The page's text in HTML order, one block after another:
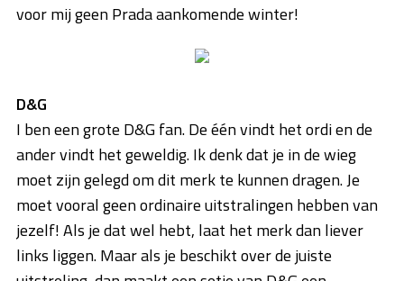
voor mij geen Prada aankomende winter!
D&G
I ben een grote D&G fan. De één vindt het ordi en de
ander vindt het geweldig. Ik denk dat je in de wieg
moet zijn gelegd om dit merk te kunnen dragen. Je
moet vooral geen ordinaire uitstralingen hebben van
jezelf! Als je dat wel hebt, laat het merk dan liever
links liggen. Maar als je beschikt over de juiste